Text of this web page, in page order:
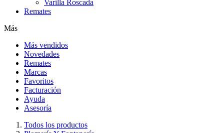
Varilla Roscada
Remates
Más
Más vendidos
Novedades
Remates
Marcas
Favoritos
Facturación
Ayuda
Asesoría
Todos los productos